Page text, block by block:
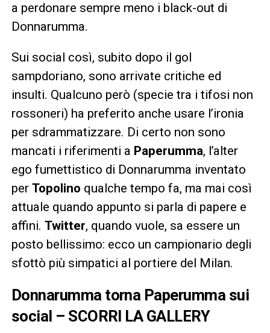
a perdonare sempre meno i black-out di
Donnarumma.
Sui social così, subito dopo il gol
sampdoriano, sono arrivate critiche ed
insulti. Qualcuno però (specie tra i tifosi non
rossoneri) ha preferito anche usare l’ironia
per sdrammatizzare. Di certo non sono
mancati i riferimenti a Paperumma, l’alter
ego fumettistico di Donnarumma inventato
per Topolino qualche tempo fa, ma mai così
attuale quando appunto si parla di papere e
affini. Twitter, quando vuole, sa essere un
posto bellissimo: ecco un campionario degli
sfottò più simpatici al portiere del Milan.
Donnarumma torna Paperumma sui
social – SCORRI LA GALLERY